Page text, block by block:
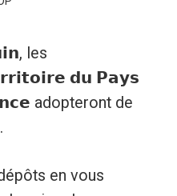
les
𝗱𝘂 𝗣𝗮𝘆𝘀
adopteront de
en vous